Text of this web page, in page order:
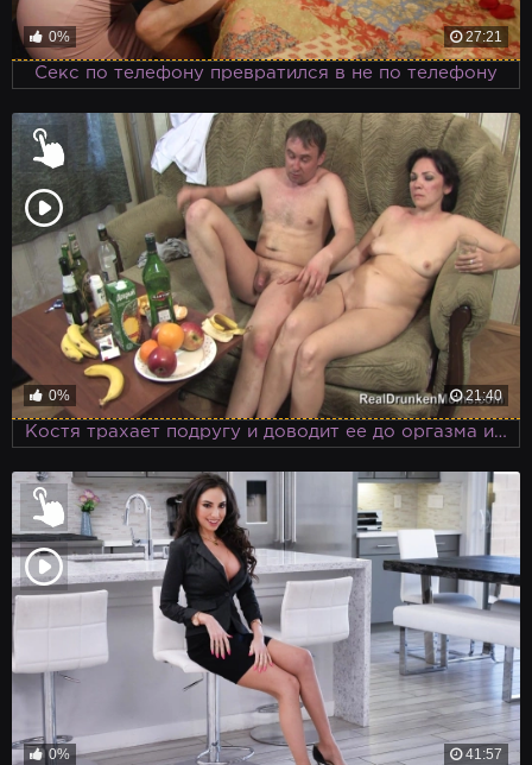
0% 27:21
Секс по телефону превратился в не по телефону
0% 21:40
Костя трахает подругу и доводит ее до оргазма и сам кончает ей на спину
0% 41:57